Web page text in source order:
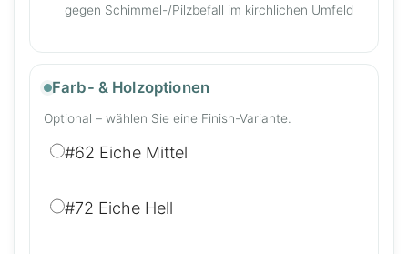
gegen Schimmel-/Pilzbefall im kirchlichen Umfeld
Farb- & Holzoptionen
Optional – wählen Sie eine Finish-Variante.
#62 Eiche Mittel
#72 Eiche Hell